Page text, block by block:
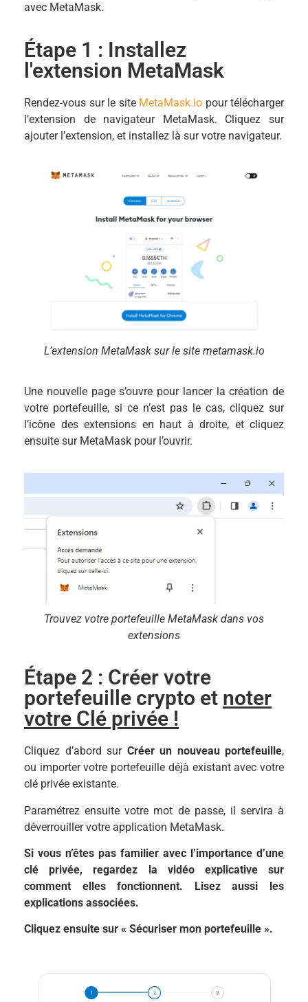
avec MetaMask.
Étape 1 : Installez
l'extension MetaMask
Rendez-vous sur le site MetaMask.io pour télécharger
l’extension de navigateur MetaMask. Cliquez sur
ajouter l’extension, et installez là sur votre navigateur.
L’extension MetaMask sur le site metamask.io
Une nouvelle page s’ouvre pour lancer la création de
votre portefeuille, si ce n’est pas le cas, cliquez sur
l’icône des extensions en haut à droite, et cliquez
ensuite sur MetaMask pour l’ouvrir.
Trouvez votre portefeuille MetaMask dans vos
extensions
Étape 2 : Créer votre
portefeuille crypto et noter
votre Clé privée !
Cliquez d’abord sur Créer un nouveau portefeuille,
ou importer votre portefeuille déjà existant avec votre
clé privée existante.
Paramétrez ensuite votre mot de passe, il servira à
déverrouiller votre application MetaMask.
Si vous n’êtes pas familier avec l’importance d’une
clé privée, regardez la vidéo explicative sur
comment elles fonctionnent. Lisez aussi les
explications associées.
Cliquez ensuite sur « Sécuriser mon portefeuille ».